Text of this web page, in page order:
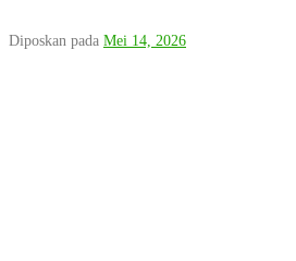
Diposkan pada Mei 14, 2026